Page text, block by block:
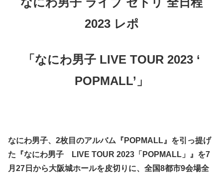
2023 レポ
「なにわ男子 LIVE TOUR 2023 ‘
POPMALL’」
なにわ男子、2枚目のアルバム『POPMALL』を引っ提げ
た『なにわ男子 LIVE TOUR 2023「POPMALL」』を7
月27日から大阪城ホールを皮切りに、全国8都市9会場全